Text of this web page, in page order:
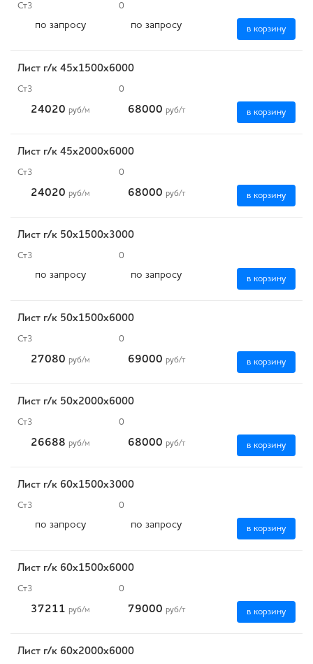
Ст3 0
по запросу по запросу в корзину
Лист г/к 45х1500х6000
Ст3 0
24020 руб/м 68000 руб/т в корзину
Лист г/к 45х2000х6000
Ст3 0
24020 руб/м 68000 руб/т в корзину
Лист г/к 50х1500х3000
Ст3 0
по запросу по запросу в корзину
Лист г/к 50х1500х6000
Ст3 0
27080 руб/м 69000 руб/т в корзину
Лист г/к 50х2000х6000
Ст3 0
26688 руб/м 68000 руб/т в корзину
Лист г/к 60х1500х3000
Ст3 0
по запросу по запросу в корзину
Лист г/к 60х1500х6000
Ст3 0
37211 руб/м 79000 руб/т в корзину
Лист г/к 60х2000х6000